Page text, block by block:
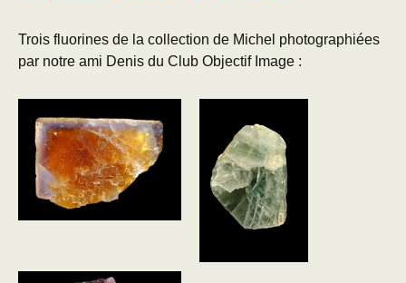
Trois fluorines de la collection de Michel photographiées
par notre ami Denis du Club Objectif Image :